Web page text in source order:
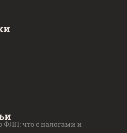
ФЛП: что с налогами и